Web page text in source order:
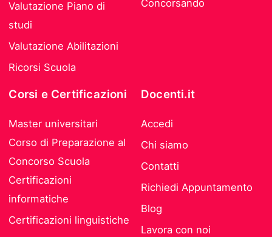
Valutazione Piano di
studi
Valutazione Abilitazioni
Ricorsi Scuola
Concorsando
Corsi e Certificazioni
Master universitari
Corso di Preparazione al
Concorso Scuola
Certificazioni
informatiche
Certificazioni linguistiche
Docenti.it
Accedi
Chi siamo
Contatti
Richiedi Appuntamento
Blog
Lavora con noi